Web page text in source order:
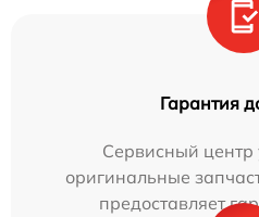
Гарантия
Сервисный центр
оригинальные
предоставляет